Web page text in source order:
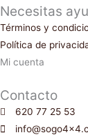
Necesitas
Términos y
Política de
Mi cuenta
Contacto
620 77 25 53